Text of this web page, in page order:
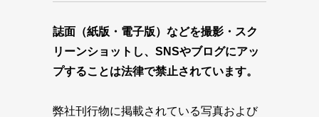
誌面（紙版・電子版）などを撮影・スク
リーンショットし、SNSやブログにアッ
プすることは法律で禁止されています。
弊社刊行物に掲載されている写真および